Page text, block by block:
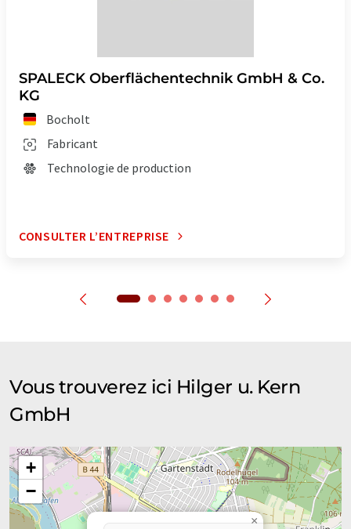
SPALECK Oberflächentechnik GmbH & Co.
KG
Bocholt
Fabricant
Technologie de production
CONSULTER L’ENTREPRISE
Vous trouverez ici Hilger u. Kern
GmbH
×
+
−